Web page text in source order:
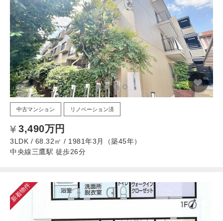
中古マンション リノベーション済
3,490万円
3LDK / 68.32㎡ / 1981年3月（築45年）
中央線三鷹駅 徒歩26分
新着物件